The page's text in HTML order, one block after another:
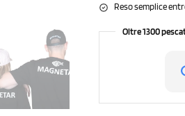
Reso semplice
Oltre 1300